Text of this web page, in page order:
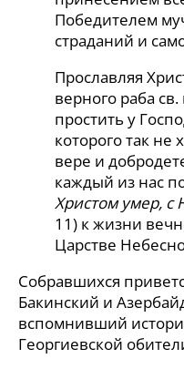
Победителем
страданий и
Прославляя
верного раба
простить у
которого так не
вере и
каждый из нас
Христом умер, с
11) к жизни
Царстве
Собравшихся
Бакинский и
вспомнивший
Георгиевской